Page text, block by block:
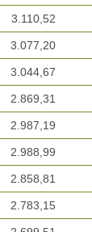
3.110,52
3.077,20
3.044,67
2.869,31
2.987,19
2.988,99
2.858,81
2.783,15